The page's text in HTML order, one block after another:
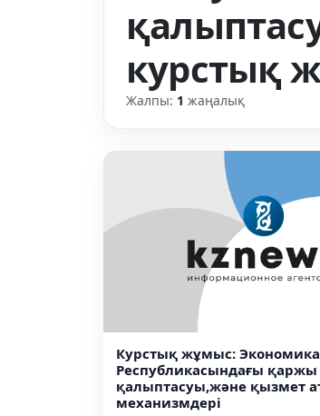
курстық
Жалпы: 1 жаңалық
Курстық жұмыс:
Республикасындағы
қалыптасуы,және қызмет
механизмдері